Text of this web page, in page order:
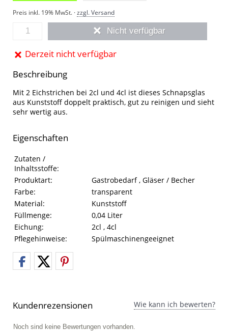
Preis inkl. 19% MwSt. ·zzgl. Versand
Nicht verfügbar
Derzeit nicht verfügbar
Beschreibung
Mit 2 Eichstrichen bei 2cl und 4cl ist dieses Schnapsglas
aus Kunststoff doppelt praktisch, gut zu reinigen und sieht
sehr wertig aus.
Eigenschaften
Eigenschaften des Produkts
Eigenschaft
Zutaten /
Inhaltsstoffe:
Produktart:
Gastrobedarf , Gläser / Becher
Farbe:
transparent
Material:
Kunststoff
Füllmenge:
0,04 Liter
Eichung:
2cl , 4cl
Pflegehinweise:
Spülmaschinengeeignet
Kundenrezensionen Wie kann ich bewerten?
Noch sind keine Bewertungen vorhanden.